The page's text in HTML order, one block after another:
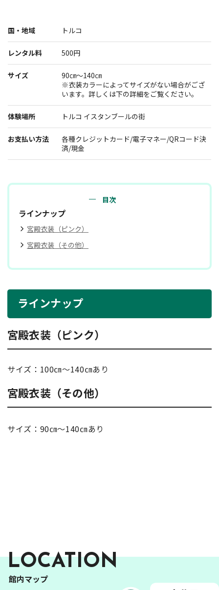
民族衣装
リトルワールドとは
イベント･お知らせ
お問い合わせ
報道関係者･撮影希望者の方へ
国・地域 トルコ
レンタル料 500円
サイズ
90㎝～140㎝
※衣装カラーによってサイズがない場合がござ
います。詳しくは下の詳細をご覧ください。
体験場所 トルコ イスタンブールの街
お支払い方法
各種クレジットカード/電子マネー/QRコード決
済/現金
目次
ラインナップ
宮殿衣装（ピンク）
宮殿衣装（その他）
ラインナップ
宮殿衣装（ピンク）
サイズ： 100㎝～140㎝あり
宮殿衣装（その他）
サイズ： 90㎝～140㎝あり
LOCATION
館内マップ